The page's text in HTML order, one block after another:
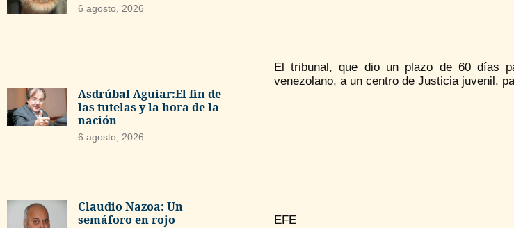
6 agosto, 2026
Asdrúbal Aguiar:El fin de
las tutelas y la hora de la
nación
6 agosto, 2026
Claudio Nazoa: Un
semáforo en rojo
El tribunal, que dio un plazo de 60 días
venezolano, a un centro de Justicia juvenil,
EFE